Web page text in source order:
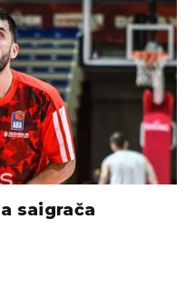
saigrača